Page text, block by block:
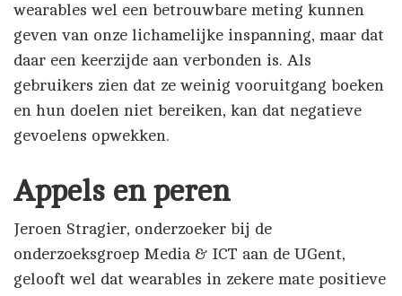
wearables wel een betrouwbare meting kunnen
geven van onze lichamelijke inspanning, maar dat
daar een keerzijde aan verbonden is. Als
gebruikers zien dat ze weinig vooruitgang boeken
en hun doelen niet bereiken, kan dat negatieve
gevoelens opwekken.
Appels en peren
Jeroen Stragier, onderzoeker bij de
onderzoeksgroep Media & ICT aan de UGent,
gelooft wel dat wearables in zekere mate positieve